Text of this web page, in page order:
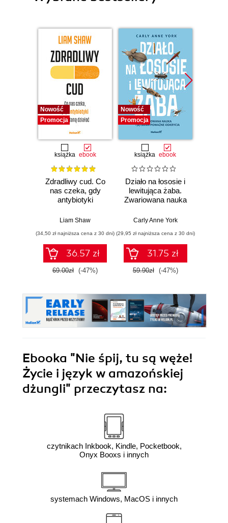
Nowość
Promocja
książka ebook
Zdradliwy cud. Co
nas czeka, gdy
antybiotyki
Liam Shaw
(34,50 zł najniższa cena z 30 dni)
36.57 zł
69.00zł (-47%)
Nowość
Promocja
książka ebook
Działo na łososie i
lewitująca żaba.
Zwariowana nauka
poważne odkrycia
Carly Anne York
(29,95 zł najniższa cena z 30 dni)
31.75 zł
59.90zł (-47%)
Ebooka "Nie śpij, tu są węże!
Życie i język w amazońskiej
dżungli" przeczytasz na:
czytnikach Inkbook, Kindle, Pocketbook,
Onyx Booxs i innych
systemach Windows, MacOS i innych